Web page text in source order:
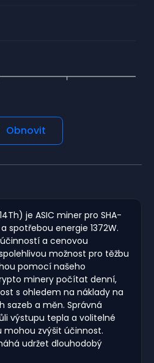
Obnovit
je ASIC miner pro SHA-
spotřebou energie 1372W.
a cenovou
možnost pro těžbu
pomocí našeho
minery počítat denní,
s ohledem na náklady na
sazeb a měn. Správná
výstupu tepla a volitelné
zvýšit účinnost.
udržet dlouhodobý